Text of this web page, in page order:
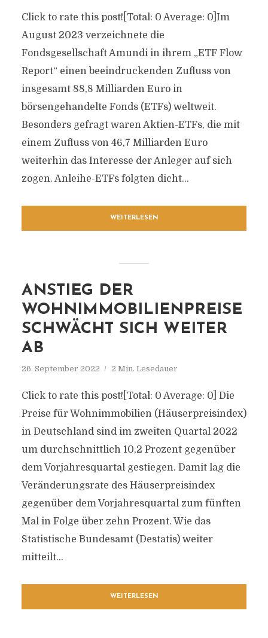
Click to rate this post![Total: 0 Average: 0]Im
August 2023 verzeichnete die
Fondsgesellschaft Amundi in ihrem „ETF Flow
Report“ einen beeindruckenden Zufluss von
insgesamt 88,8 Milliarden Euro in
börsengehandelte Fonds (ETFs) weltweit.
Besonders gefragt waren Aktien-ETFs, die mit
einem Zufluss von 46,7 Milliarden Euro
weiterhin das Interesse der Anleger auf sich
zogen. Anleihe-ETFs folgten dicht...
WEITERLESEN
ANSTIEG DER
WOHNIMMOBILIENPREISE
SCHWÄCHT SICH WEITER
AB
26. September 2022 2 Min. Lesedauer
Click to rate this post![Total: 0 Average: 0] Die
Preise für Wohnimmobilien (Häuserpreisindex)
in Deutschland sind im zweiten Quartal 2022
um durchschnittlich 10,2 Prozent gegenüber
dem Vorjahresquartal gestiegen. Damit lag die
Veränderungsrate des Häuserpreisindex
gegenüber dem Vorjahresquartal zum fünften
Mal in Folge über zehn Prozent. Wie das
Statistische Bundesamt (Destatis) weiter
mitteilt...
WEITERLESEN